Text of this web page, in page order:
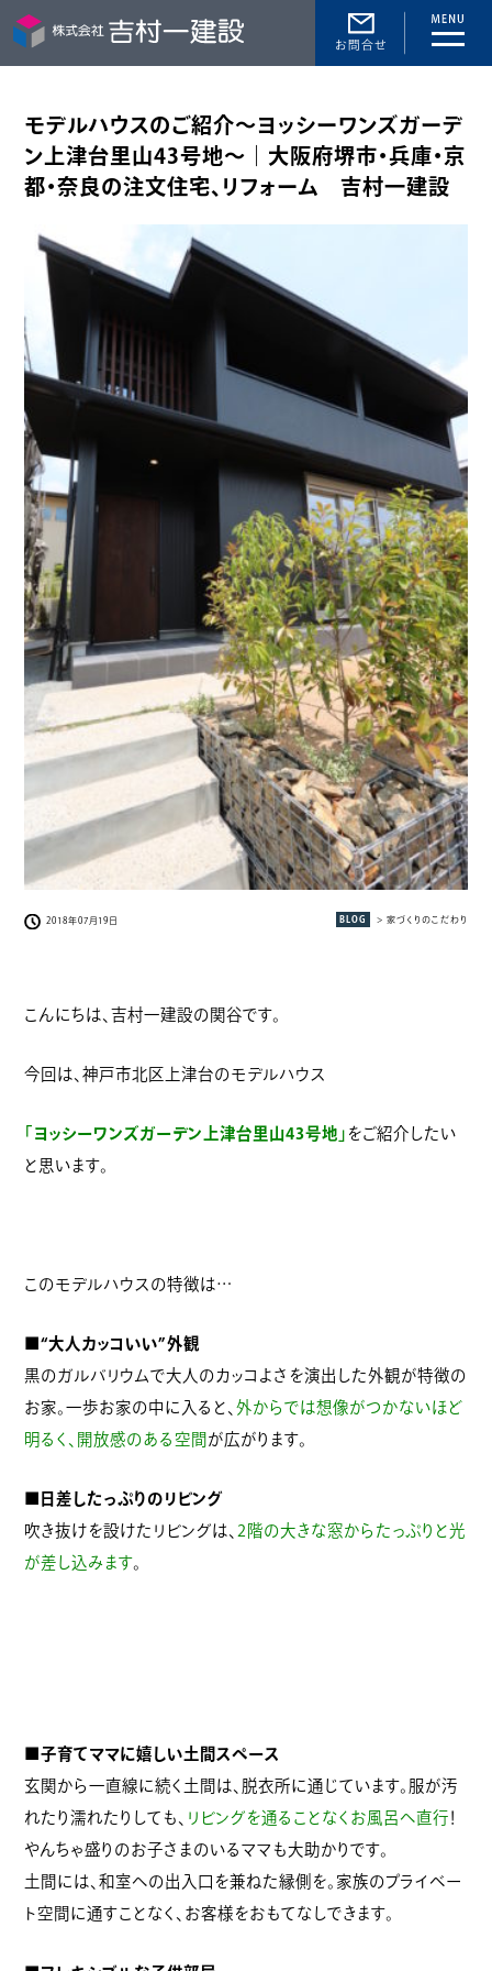
toggle
モデルハウスのご紹介〜ヨッシーワンズガーデ
ン上津台里山43号地〜｜大阪府堺市・兵庫・京
都・奈良の注文住宅、リフォーム 吉村一建設
2018年07月19日 BLOG > 家づくりのこだわり
こんにちは、吉村一建設の関谷です。
今回は、神戸市北区上津台のモデルハウス
「ヨッシーワンズガーデン上津台里山43号地」 をご紹介したい
と思います。
このモデルハウスの特徴は…
■“大人カッコいい”外観
黒のガルバリウムで大人のカッコよさを演出した外観が特徴の
お家。一歩お家の中に入ると、外からでは想像がつかないほど
明るく、開放感のある空間 が広がります。
■日差したっぷりのリビング
吹き抜けを設けたリビングは、 2階の大きな窓からたっぷりと光
が差し込みます。
■子育てママに嬉しい土間スペース
玄関から一直線に続く土間は、脱衣所に通じています。服が汚
れたり濡れたりしても、 リビングを通ることなくお風呂へ直行 ！
やんちゃ盛りのお子さまのいるママも大助かりです。
土間には、和室への出入口を兼ねた縁側を。家族のプライベー
ト空間に通すことなく、お客様をおもてなしできます。